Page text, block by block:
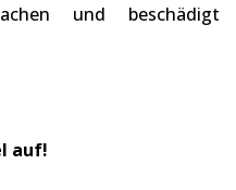
und beschädigt
auf!